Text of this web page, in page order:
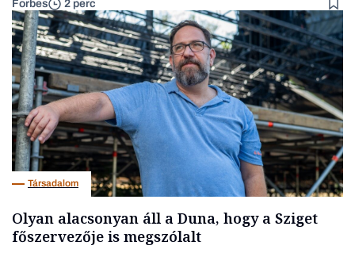
Forbes 2 perc
Társadalom
Olyan alacsonyan áll a Duna, hogy a Sziget
főszervezője is megszólalt